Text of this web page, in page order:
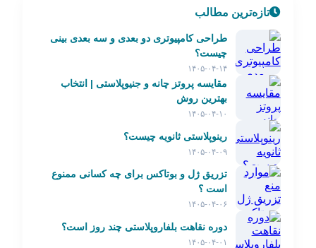
تازه‌ترین مطالب
طراحی کامپیوتری دو بعدی و سه بعدی بینی
چیست؟
۱۴۰۵-۰۴-۱۴
مقایسه پروتز چانه و جنیوپلاستی | انتخاب
بهترین روش
۱۴۰۵-۰۴-۱۰
رینوپلاستی ثانویه چیست؟
۱۴۰۵-۰۴-۰۹
تزریق ژل و بوتاکس برای چه کسانی ممنوع
است ؟
۱۴۰۵-۰۴-۰۶
دوره نقاهت بلفاروپلاستی چند روز است؟
۱۴۰۵-۰۴-۰۱